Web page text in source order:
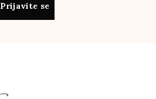
Prijavite se